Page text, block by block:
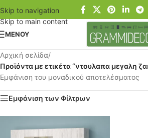
Skip to navigation
Skip to main content
ΜΕΝΟΥ
Αρχική σελίδα/
Προϊόντα με ετικέτα “ντουλαπα μεγαλη
Εμφάνιση του μοναδικού αποτελέσματος
Εμφάνιση των Φίλτρων